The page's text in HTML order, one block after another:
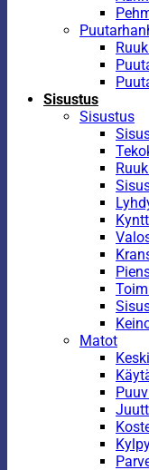
Sisustus
Sisustus
Matot